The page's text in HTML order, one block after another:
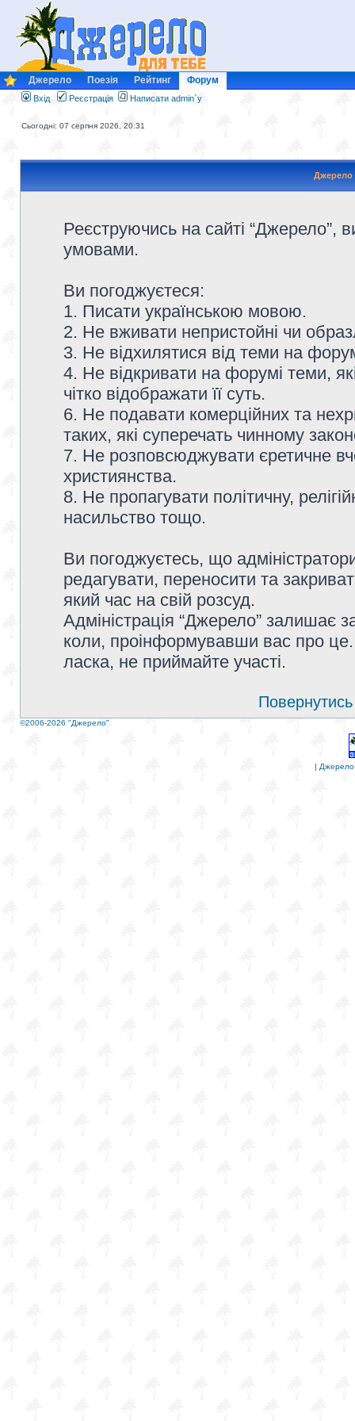
Джерело Поезія Рейтинг Форум
Вхід Реєстрація Написати admin`у
Сьогодні: 07 серпня 2026, 20:31
Джерело
Реєструючись на сайті “Джерело”,
умовами.
Ви погоджуєтеся:
1. Писати українською мовою.
2. Не вживати непристойні чи
3. Не відхилятися від теми на
4. Не відкривати на форумі теми,
чітко відображати її суть.
6. Не подавати комерційних та
таких, які суперечать чинному
7. Не розповсюджувати єретичне
християнства.
8. Не пропагувати політичну,
насильство тощо.
Ви погоджуєтесь, що
редагувати, переносити та
який час на свій розсуд.
Адміністрація “Джерело” залишає
коли, проінформувавши вас про
ласка, не приймайте участі.
Повернутись
©2006-2026 "Джерело"
| Джерело